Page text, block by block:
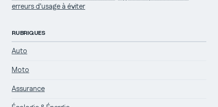
erreurs d'usage à éviter
RUBRIQUES
Auto
Moto
Assurance